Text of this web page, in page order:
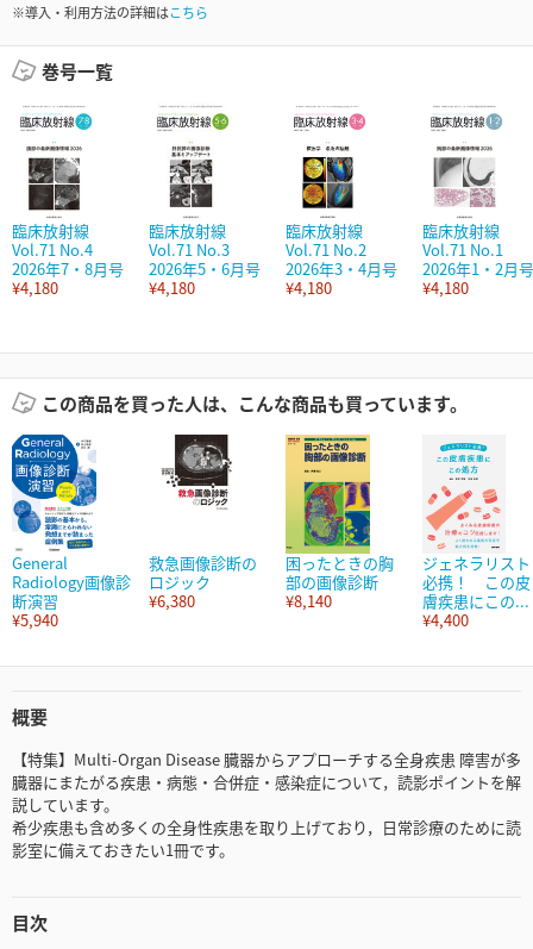
※導入・利用方法の詳細はこちら
巻号一覧
臨床放射線
Vol.71 No.4
2026年7・8月号
¥4,180
臨床放射線
Vol.71 No.3
2026年5・6月号
¥4,180
臨床放射線
Vol.71 No.2
2026年3・4月号
¥4,180
臨床放射線
Vol.71 No.1
2026年1・2月号
¥4,180
この商品を買った人は、こんな商品も買っています。
General
Radiology画像診
断演習
¥5,940
救急画像診断の
ロジック
¥6,380
困ったときの胸
部の画像診断
¥8,140
ジェネラリスト
必携！ この皮
膚疾患にこの...
¥4,400
概要
【特集】Multi-Organ Disease 臓器からアプローチする全身疾患 障害が多
臓器にまたがる疾患・病態・合併症・感染症について，読影ポイントを解
説しています。
希少疾患も含め多くの全身性疾患を取り上げており，日常診療のために読
影室に備えておきたい1冊です。
目次